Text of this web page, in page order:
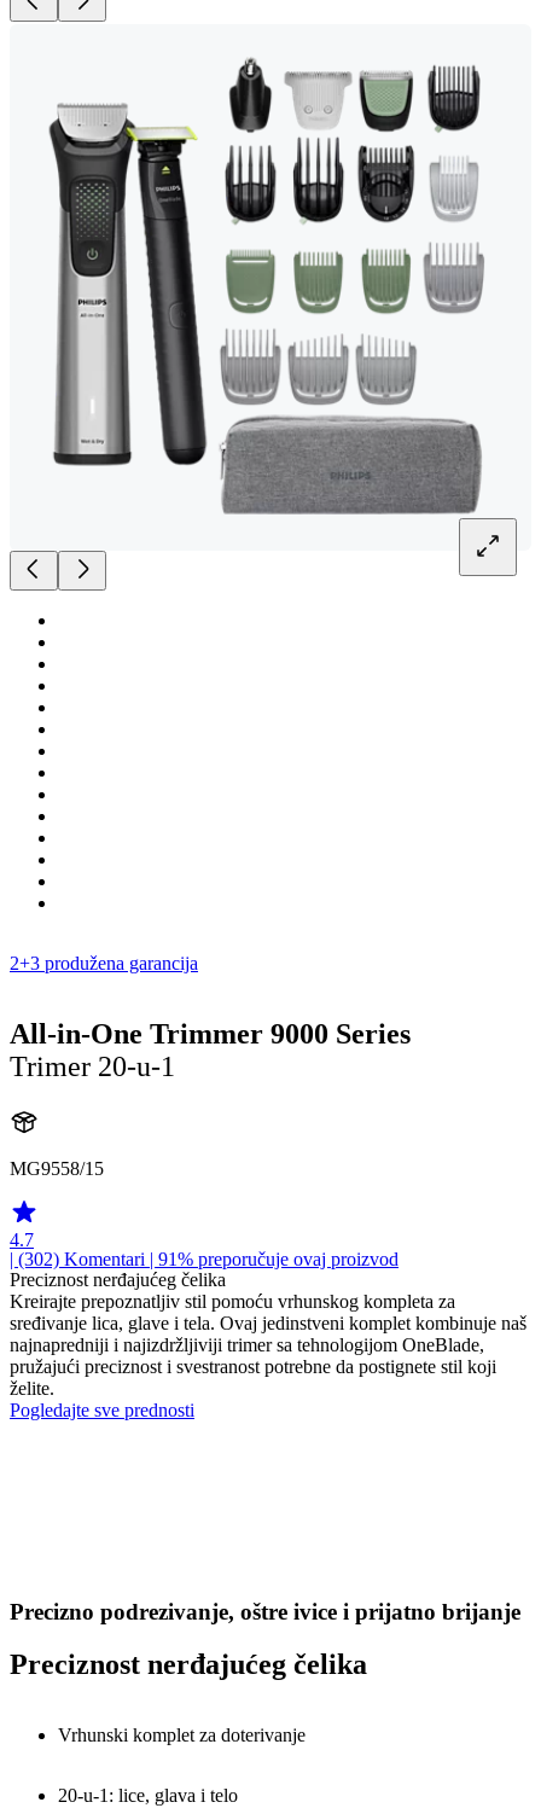
2+3 produžena garancija
All-in-One Trimmer 9000 Series
Trimer 20-u-1
MG9558/15
4.7
| (302) Komentari | 91% preporučuje ovaj proizvod
Preciznost nerđajućeg čelika
Kreirajte prepoznatljiv stil pomoću vrhunskog kompleta za
sređivanje lica, glave i tela. Ovaj jedinstveni komplet kombinuje naš
najnapredniji i najizdržljiviji trimer sa tehnologijom OneBlade,
pružajući preciznost i svestranost potrebne da postignete stil koji
želite.
Pogledajte sve prednosti
Precizno podrezivanje, oštre ivice i prijatno brijanje
Preciznost nerđajućeg čelika
Vrhunski komplet za doterivanje
20-u-1: lice, glava i telo